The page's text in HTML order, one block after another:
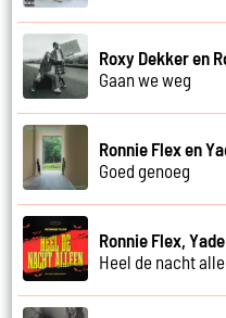
Roxy Dekker en
Gaan we weg
Ronnie Flex en
Goed genoeg
Ronnie Flex,
Heel de nacht